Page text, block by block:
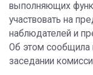
выполняющих
участвовать на
наблюдателей и
Об этом сообщила
заседании